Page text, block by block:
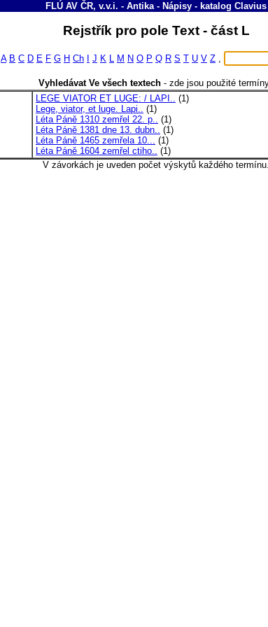
FLÚ AV ČR, v.v.i. - Antika - Nápisy - katalog Clavius
Rejstřík pro pole Text - část L
A B C D E F G H Ch J K L M N O P Q R S T U V Z ,
Vyhledávat Ve všech textech- zde jsou použité
LEGE VIATOR ET LUGE: / LAPI.. (1)
Lege, viator, et luge. Lapi.. (1)
Léta Páně 1310 zemřel 22. p.. (1)
Léta Páně 1381 dne 13. dubn.. (1)
Léta Páně 1465 zemřela 10... (1)
Léta Páně 1604 zemřel ctiho.. (1)
V závorkách je uveden počet výskytů každého termínu.